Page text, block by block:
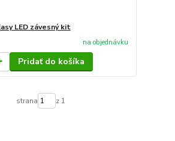
LED závesný kit
na objednávku
Pridať do košíka
strana z 1